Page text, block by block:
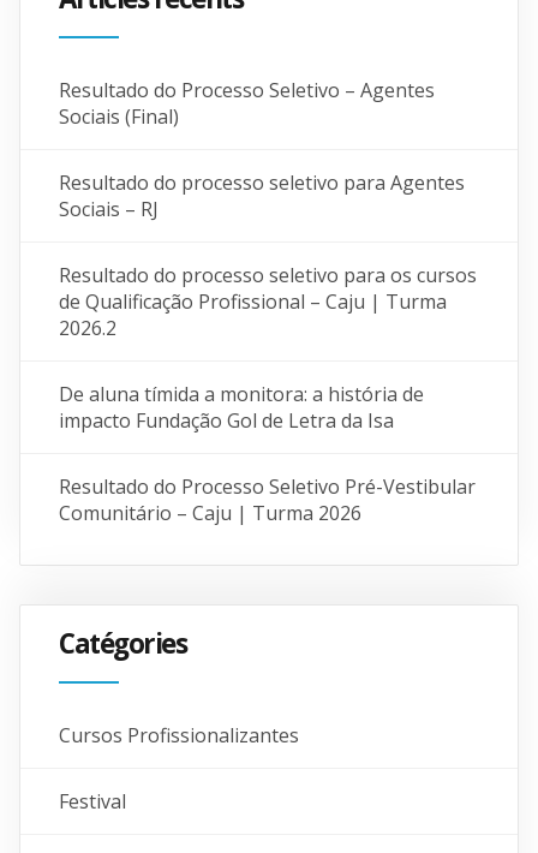
Resultado do Processo Seletivo – Agentes
Sociais (Final)
Resultado do processo seletivo para Agentes
Sociais – RJ
Resultado do processo seletivo para os cursos
de Qualificação Profissional – Caju | Turma
2026.2
De aluna tímida a monitora: a história de
impacto Fundação Gol de Letra da Isa
Resultado do Processo Seletivo Pré-Vestibular
Comunitário – Caju | Turma 2026
Catégories
Cursos Profissionalizantes
Festival